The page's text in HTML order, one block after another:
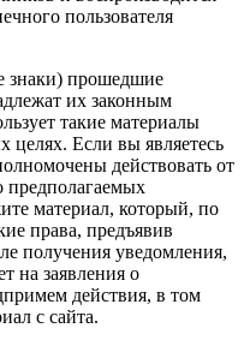
пользователя
знаки) прошедшие
их законным
такие материалы
Если вы являетесь
действовать от
предполагаемых
материал, который, по
права, предъявив
получения уведомления,
на заявления о
действия, в том
с сайта.